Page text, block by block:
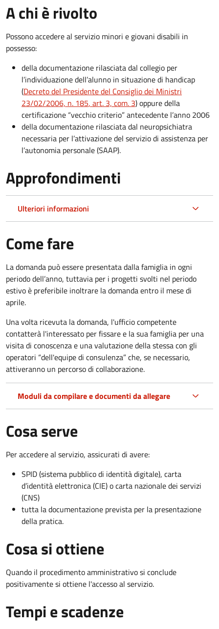
A chi è rivolto
Possono accedere al servizio minori e giovani disabili in
possesso:
della documentazione rilasciata dal collegio per
l’individuazione dell’alunno in situazione di handicap
(Decreto del Presidente del Consiglio dei Ministri
23/02/2006, n. 185, art. 3, com. 3) oppure della
certificazione “vecchio criterio” antecedente l’anno 2006
della documentazione rilasciata dal neuropsichiatra
necessaria per l’attivazione del servizio di assistenza per
l’autonomia personale (SAAP).
Approfondimenti
Ulteriori informazioni
Come fare
La domanda può essere presentata dalla famiglia in ogni
periodo dell’anno, tuttavia per i progetti svolti nel periodo
estivo è preferibile inoltrare la domanda entro il mese di
aprile.
Una volta ricevuta la domanda, l'ufficio competente
contatterà l'interessato per fissare e la sua famiglia per una
visita di conoscenza e una valutazione della stessa con gli
operatori “dell'equipe di consulenza” che, se necessario,
attiveranno un percorso di collaborazione.
Moduli da compilare e documenti da allegare
Cosa serve
Per accedere al servizio, assicurati di avere:
SPID (sistema pubblico di identità digitale), carta
d’identità elettronica (CIE) o carta nazionale dei servizi
(CNS)
tutta la documentazione prevista per la presentazione
della pratica.
Cosa si ottiene
Quando il procedimento amministrativo si conclude
positivamente si ottiene l'accesso al servizio.
Tempi e scadenze